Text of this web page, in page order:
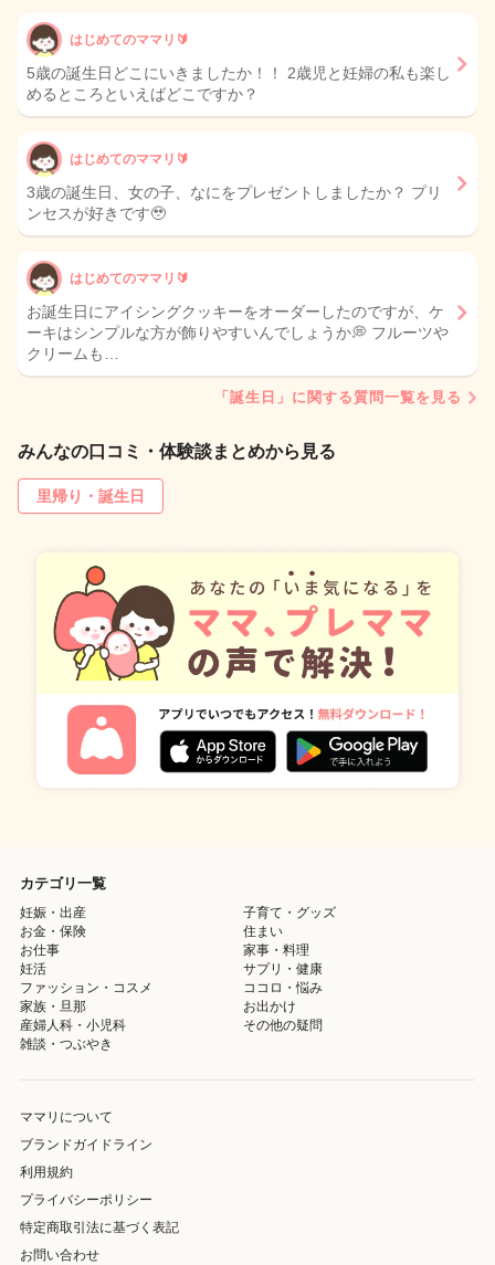
はじめてのママリ🔰
5歳の誕生日どこにいきましたか！！ 2歳児と妊婦の私も楽し
めるところといえばどこですか？
はじめてのママリ🔰
3歳の誕生日、女の子、なにをプレゼントしましたか？ プリ
ンセスが好きです🥹
はじめてのママリ🔰
お誕生日にアイシングクッキーをオーダーしたのですが、ケ
ーキはシンプルな方が飾りやすいんでしょうか💭 フルーツや
クリームも…
「誕生日」に関する質問一覧を見る
みんなの口コミ・体験談まとめから見る
里帰り・誕生日
カテゴリ一覧
妊娠・出産
子育て・グッズ
お金・保険
住まい
お仕事
家事・料理
妊活
サプリ・健康
ファッション・コスメ
ココロ・悩み
家族・旦那
お出かけ
産婦人科・小児科
その他の疑問
雑談・つぶやき
ママリについて
ブランドガイドライン
利用規約
プライバシーポリシー
特定商取引法に基づく表記
お問い合わせ